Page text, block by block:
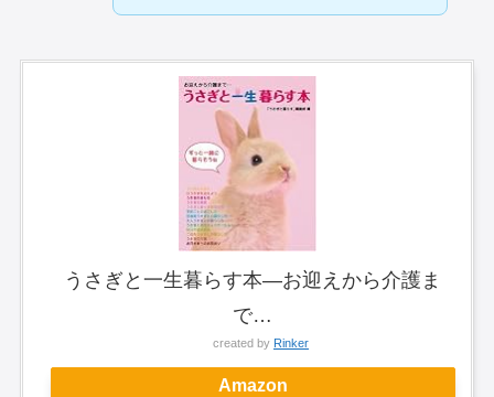
うさぎと一生暮らす本―お迎えから介護ま
で…
created by Rinker
Amazon